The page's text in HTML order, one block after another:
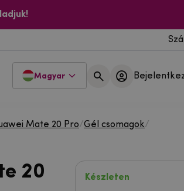
Magyar
Mate 20 Pro/Gél csomagok/
20 Készleten